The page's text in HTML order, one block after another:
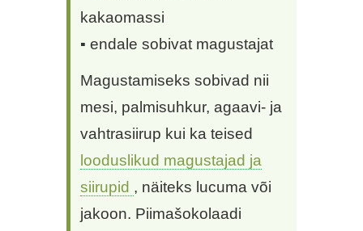
kakaomassi
▪ endale sobivat magustajat
Magustamiseks sobivad nii
mesi, palmisuhkur, agaavi- ja
vahtrasiirup kui ka teised
looduslikud magustajad ja
siirupid , näiteks lucuma või
jakoon. Piimašokolaadi